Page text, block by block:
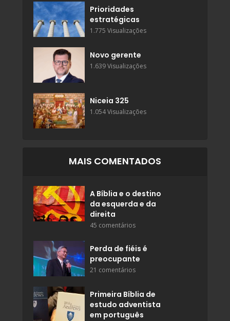
Prioridades
estratégicas
1.775 Visualizações
Novo gerente
1.639 Visualizações
Niceia 325
1.054 Visualizações
MAIS COMENTADOS
A Bíblia e o destino
da esquerda e da
direita
45 comentários
Perda de fiéis é
preocupante
21 comentários
Primeira Bíblia de
estudo adventista
em português